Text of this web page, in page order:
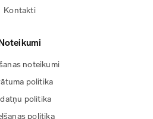
Kontakti
noteikumi
politika
politika
politika